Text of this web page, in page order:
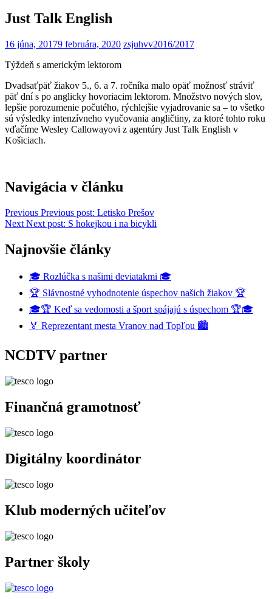
Just Talk English
16 júna, 20179 februára, 2020 zsjuhvv2016/2017
Týždeň s americkým lektorom
Dvadsaťpäť žiakov 5., 6. a 7. ročníka malo opäť možnosť stráviť
päť dní s po anglicky hovoriacim lektorom. Množstvo nových slov,
lepšie porozumenie počutého, rýchlejšie vyjadrovanie sa – to všetko
sú výsledky intenzívneho vyučovania angličtiny, za ktoré tohto roku
vďačíme Wesley Callowayovi z agentúry Just Talk English v
Košiciach.
Navigácia v článku
Previous Previous post: Letisko Prešov
Next Next post: S hokejkou i na bicykli
Najnovšie články
🎓 Rozlúčka s našimi deviatakmi 🎓
🏆 Slávnostné vyhodnotenie úspechov našich žiakov 🏆
🎓🏆 Keď sa vedomosti a šport spájajú s úspechom 🏆🎓
🏅 Reprezentant mesta Vranov nad Topľou 🏙️
NCDTV partner
Finančná gramotnosť
Digitálny koordinátor
Klub moderných učiteľov
Partner školy